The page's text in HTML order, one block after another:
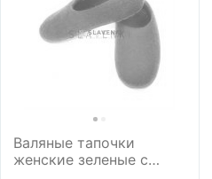
Валяные тапочки
женские зеленые с